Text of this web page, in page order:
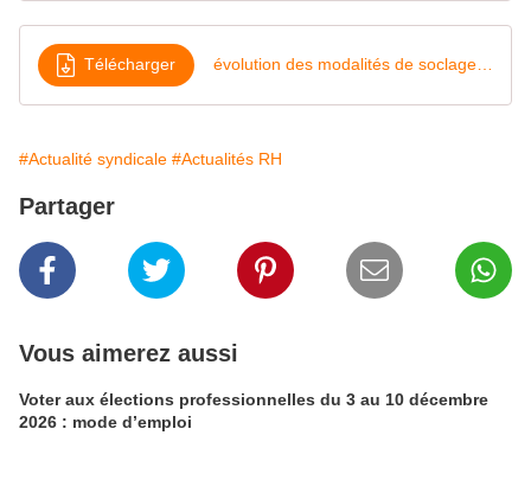
Télécharger évolution des modalités de soclage du CIA
#Actualité syndicale #Actualités RH
Partager
Vous aimerez aussi
Voter aux élections professionnelles du 3 au 10 décembre
2026 : mode d’emploi